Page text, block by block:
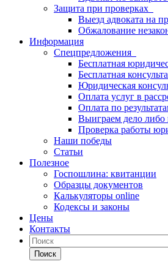
Защита при проверках
Выезд адвоката на
Обжалование
Информация
Спецпредложения
Бесплатная
Бесплатная
Юридическая
Оплата услуг в
Оплата по
Выиграем дело либо
Проверка работы
Наши победы
Статьи
Полезное
Госпошлина: квитанции
Образцы документов
Калькуляторы online
Кодексы и законы
Цены
Контакты
Поиск